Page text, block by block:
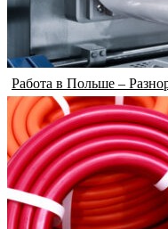
Работа в Польше –